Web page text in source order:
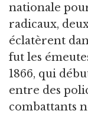
nationale
radicaux,
éclatèrent
fut les
1866, qui
entre des
combattants